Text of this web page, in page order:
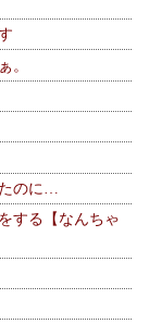
。
のに…
する【なんちゃ